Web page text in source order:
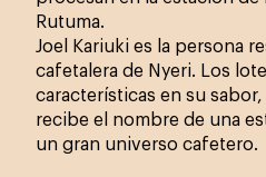
Rutuma.
Joel Kariuki es la persona
cafetalera de Nyeri. Los
características en su
recibe el nombre de una
un gran universo cafetero.